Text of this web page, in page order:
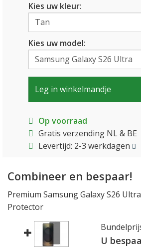
Kies uw kleur:
Kies uw model:
Leg in winkelmandje
Op voorraad
Gratis verzending NL & BE
Levertijd: 2-3 werkdagen
Combineer en bespaar!
Premium Samsung Galaxy S26
Protector
U